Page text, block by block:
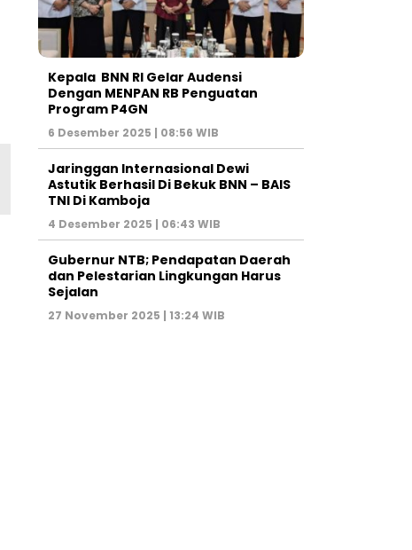
Kepala BNN RI Gelar Audensi
Dengan MENPAN RB Penguatan
Program P4GN
6 Desember 2025 | 08:56 WIB
Jaringgan Internasional Dewi
Astutik Berhasil Di Bekuk BNN – BAIS
TNI Di Kamboja
4 Desember 2025 | 06:43 WIB
Gubernur NTB; Pendapatan Daerah
dan Pelestarian Lingkungan Harus
Sejalan
27 November 2025 | 13:24 WIB